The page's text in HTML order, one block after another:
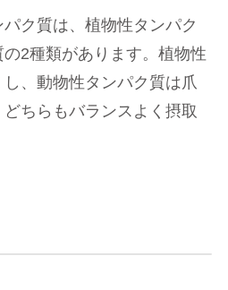
ク質は、植物性タンパク
2種類があります。植物性
、動物性タンパク質は爪
ちらもバランスよく摂取